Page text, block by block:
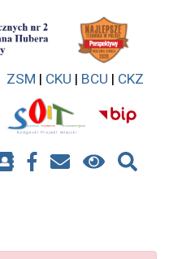
ZSM | CKU | BCU | CKZ